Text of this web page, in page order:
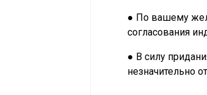
● По вашему
согласования
● В силу
незначительно